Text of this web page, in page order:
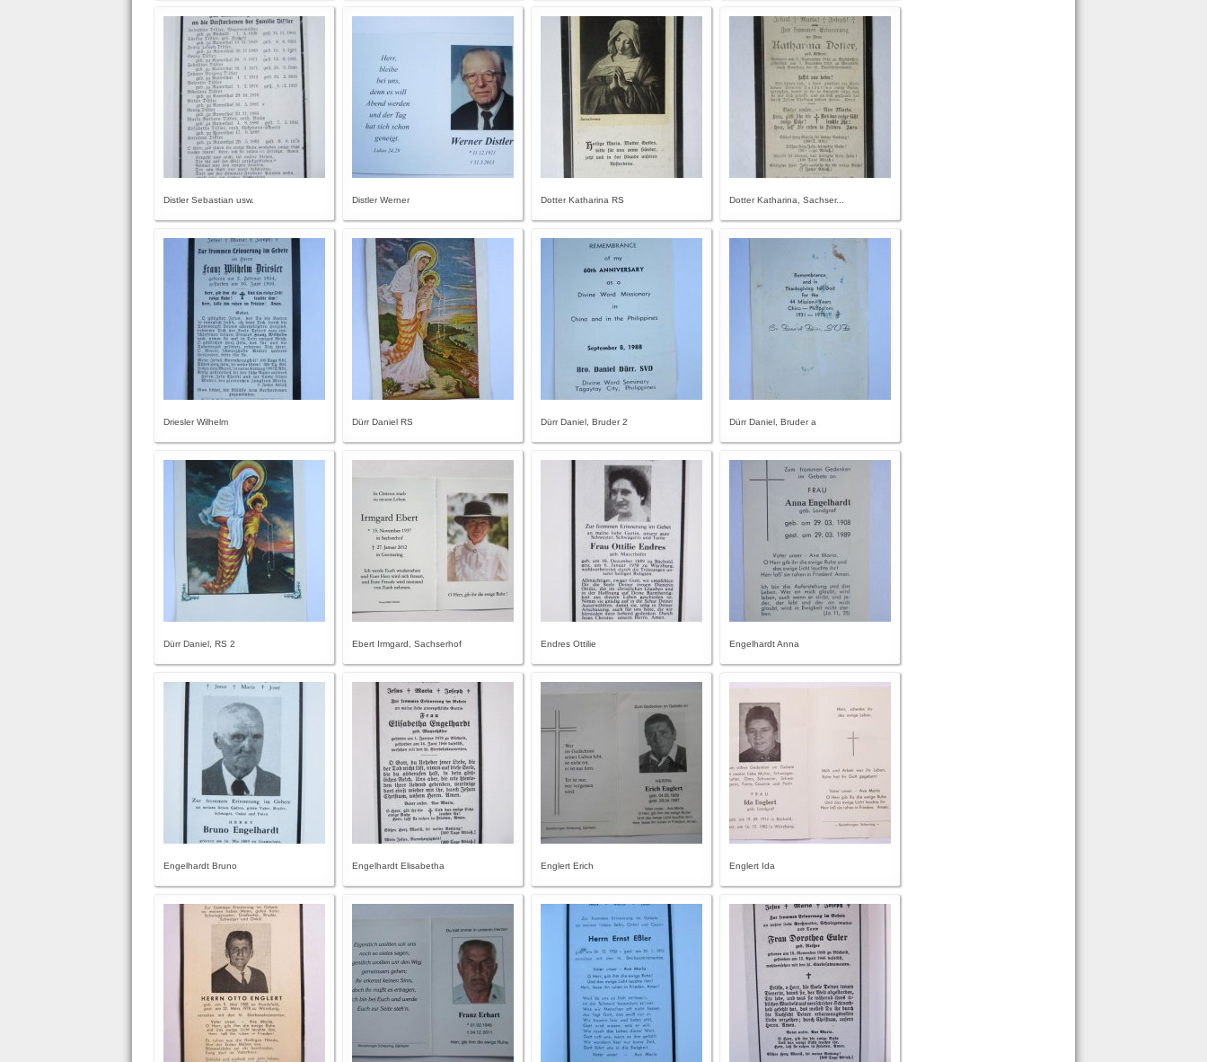
Distler Sebastian usw. Distler Werner Dotter Katharina RS Dotter Katharina, Sachser...
Driesler Wilhelm Dürr Daniel RS Dürr Daniel, Bruder 2 Dürr Daniel, Bruder a
Dürr Daniel, RS 2 Ebert Irmgard, Sachserhof Endres Ottilie Engelhardt Anna
Engelhardt Bruno Engelhardt Elisabetha Englert Erich Englert Ida